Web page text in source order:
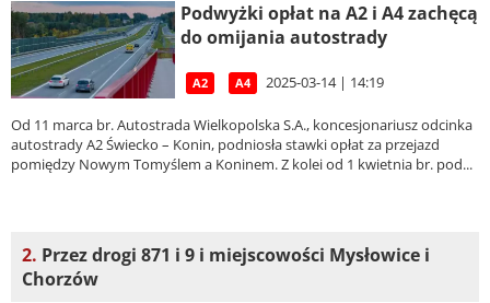
Podwyżki opłat na A2 i A4 zachęcą
do omijania autostrady
A2 A4 2025-03-14 | 14:19
Od 11 marca br. Autostrada Wielkopolska S.A., koncesjonariusz odcinka
autostrady A2 Świecko – Konin, podniosła stawki opłat za przejazd
pomiędzy Nowym Tomyślem a Koninem. Z kolei od 1 kwietnia br. pod...
2. Przez drogi 871 i 9 i miejscowości Mysłowice i
Chorzów